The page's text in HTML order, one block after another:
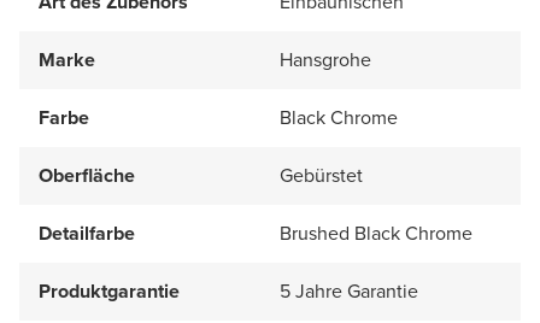
Marke Hansgrohe
Farbe Black Chrome
Oberfläche Gebürstet
Detailfarbe Brushed Black Chrome
Produktgarantie
5 Jahre Garantie